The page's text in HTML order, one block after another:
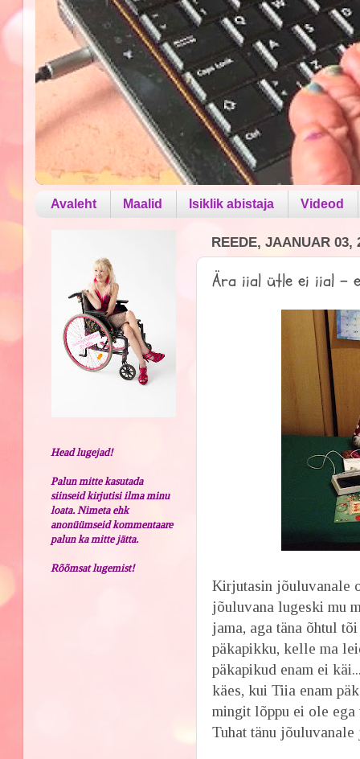
Avaleht Maalid Isiklik abistaja Videod
REEDE, JAANUAR 03,
Ära iial ütle ei iial -
Kirjutasin jõuluvanale
jõuluvana lugeski mu
jama, aga täna õhtul
päkapikku, kelle ma
päkapikud enam ei
käes, kui Tiia enam
mingit lõppu ei ole
Tuhat tänu
Head lugejad!
Palun mitte kasutada
siinseid kirjutisi ilma minu
loata. Nimeta ehk
anonüümseid kommentaare
palun ka mitte jätta.
Rõõmsat lugemist!